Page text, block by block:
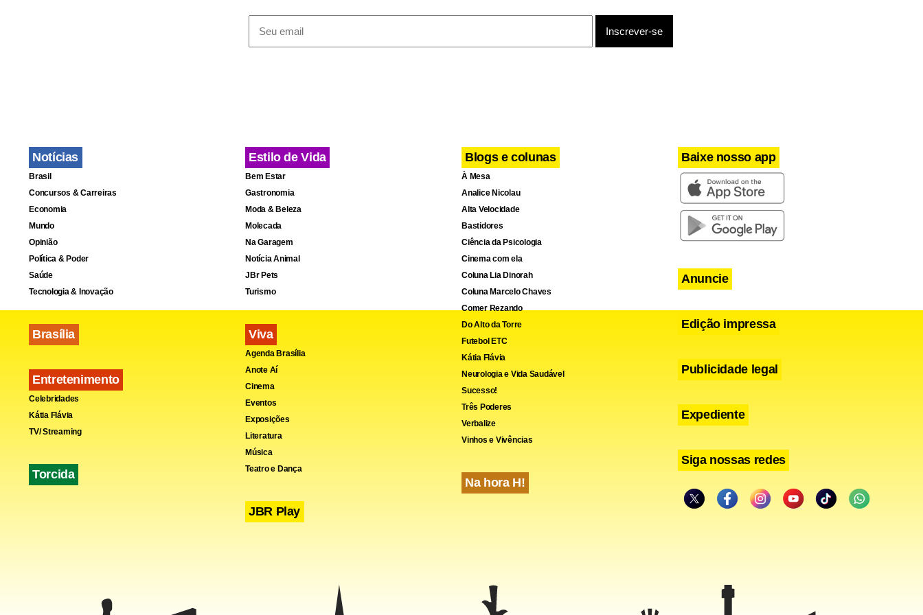
"O levantamento de peso a longo prazo pode ser um fator de risco potencial para o
desenvolvimento ou avanço do glaucoma. Os aumentos da pressão intraocular
perda da visão e possível cegueira.
Telegram
Share
Notícias
Brasil
Concursos & Carreiras
Economia
Mundo
Opinião
Política & Poder
Saúde
Tecnologia & Inovação
Brasília
Entretenimento
Celebridades
Kátia Flávia
TV/ Streaming
Torcida
Estilo de Vida
Bem Estar
Gastronomia
Moda & Beleza
Molecada
Na Garagem
Notícia Animal
JBr Pets
Turismo
Viva
Agenda Brasília
Anote Aí
Cinema
Eventos
Exposições
Literatura
Música
Teatro e Dança
JBR Play
Blogs e colunas
À Mesa
Analice Nicolau
Alta Velocidade
Bastidores
Ciência da Psicologia
Cinema com ela
Coluna Lia Dinorah
Coluna Marcelo Chaves
Comer Rezando
Do Alto da Torre
Futebol ETC
Kátia Flávia
Neurologia e Vida Saudável
Sucesso!
Três Poderes
Verbalize
Vinhos e Vivências
Na hora H!
Baixe nosso app
Anuncie
Edição impressa
Publicidade legal
Expediente
Siga nossas redes